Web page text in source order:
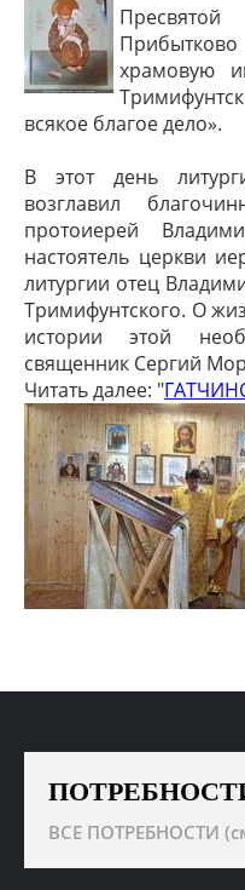
храмовую
всякое благое дело».
В этот день
возглавил
протоиерей
настоятель церкви
литургии отец
Тримифунтского. О
истории этой
священник Сергий
Читать далее: "
ВСЕ ПОТРЕБНОСТИ